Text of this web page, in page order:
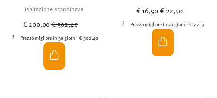
ispirazione scandinava
€ 200,00Price reduced from
€ 302,40
Prezzo migliore in 30 giorni:€ 302,40
€ 16,90Price reduced from
€ 22,50
Prezzo migliore in 30 giorni:€ 22,50